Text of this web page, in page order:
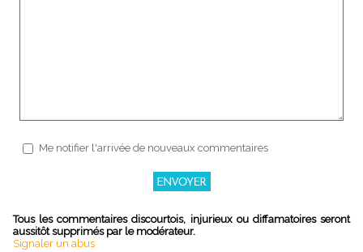
Me notifier l'arrivée de nouveaux commentaires
Tous les commentaires discourtois, injurieux ou diffamatoires seront
aussitôt supprimés par le modérateur.
Signaler un abus